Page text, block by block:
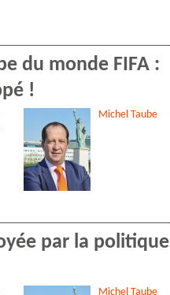
du monde FIFA :
!
Michel Taube
par la politique
Michel Taube